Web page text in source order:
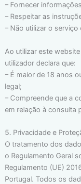
– Fornecer
– Respeitar as
– Não utilizar o
Ao utilizar este
utilizador declara que:
– É maior de 18 anos
legal;
– Compreende que a
em relação à consulta
5. Privacidade e
O tratamento dos
o Regulamento Geral
Regulamento (UE)
Portugal. Todos os